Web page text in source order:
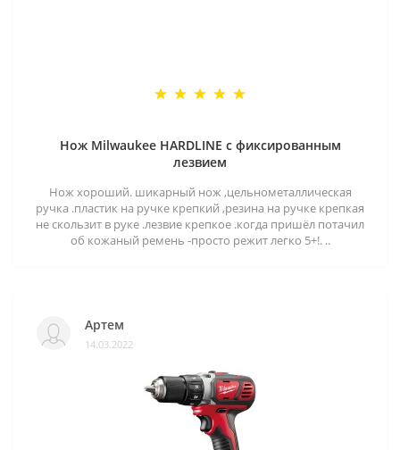
Нож Milwaukee HARDLINE с фиксированным
лезвием
Нож хороший. шикарный нож ,цельнометаллическая
ручка .пластик на ручке крепкий ,резина на ручке крепкая
не скользит в руке .лезвие крепкое .когда пришёл потачил
об кожаный ремень -просто режит легко 5+!. ..
Артем
14.03.2022